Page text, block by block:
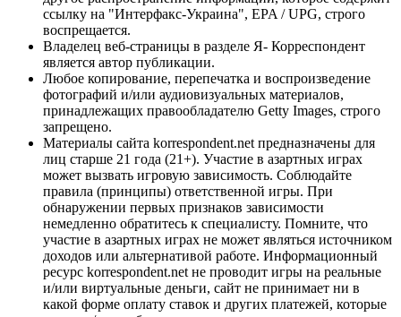
ссылку на "Интерфакс-Украина", EPA / UPG, строго
воспрещается.
Владелец веб-страницы в разделе Я- Корреспондент
является автор публикации.
Любое копирование, перепечатка и воспроизведение
фотографий и/или аудиовизуальных материалов,
принадлежащих правообладателю Getty Images, строго
запрещено.
Материалы сайта korrespondent.net предназначены для
лиц старше 21 года (21+). Участие в азартных играх
может вызвать игровую зависимость. Соблюдайте
правила (принципы) ответственной игры. При
обнаружении первых признаков зависимости
немедленно обратитесь к специалисту. Помните, что
участие в азартных играх не может являться источником
доходов или альтернативой работе. Информационный
ресурс korrespondent.net не проводит игры на реальные
и/или виртуальные деньги, сайт не принимает ни в
какой форме оплату ставок и других платежей, которые